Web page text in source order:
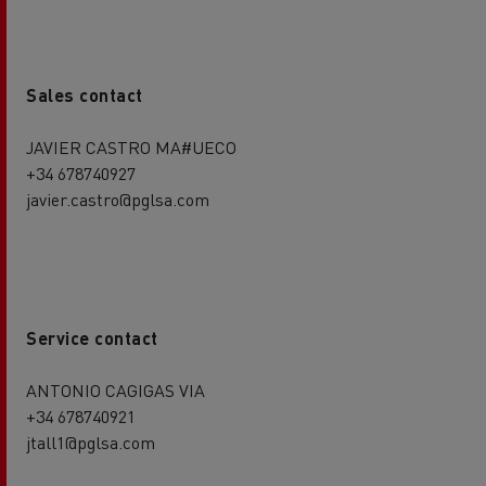
Sales contact
JAVIER CASTRO MA#UECO
+34 678740927
javier.castro@pglsa.com
Service contact
ANTONIO CAGIGAS VIA
+34 678740921
jtall1@pglsa.com